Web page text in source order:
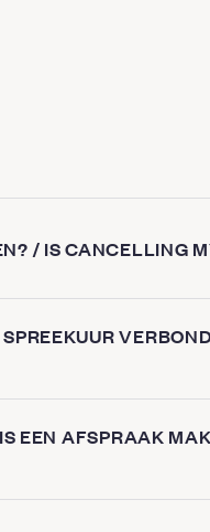
/ IS CANCELLING
EEN AFSPRAAK